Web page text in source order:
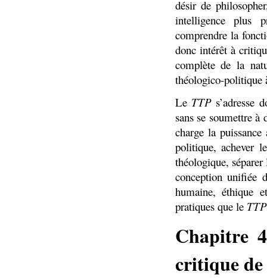
désir de
intelligence plus
comprendre la
donc intérêt à
complète de la
théologico-politique
Le TTP s’adresse
sans se soumettre à
charge la
politique, achever
théologique,
conception unifiée
humaine, éthique
pratiques que le TTP
Chapitre
critique